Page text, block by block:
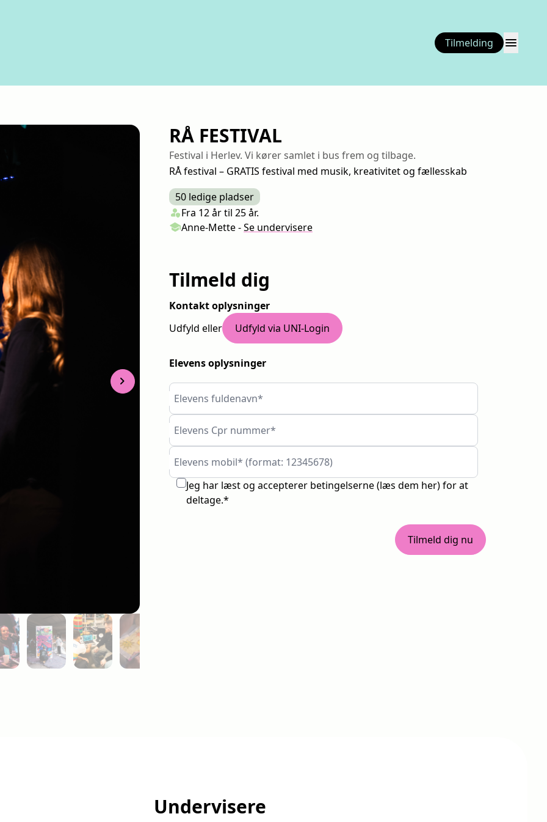
Tilmelding menu
chevron_right
RÅ FESTIVAL
Festival i Herlev. Vi kører samlet i bus frem og tilbage.
RÅ festival – GRATIS festival med musik, kreativitet og fællesskab
50 ledige pladser
Klasse/Aldersbegrænsning
person_shieldFra 12 år til 25 år.
Undervisere
schoolAnne-Mette-Se undervisere
Tilmeld dig
Kontakt oplysninger
Udfyld eller
Udfyld via UNI-Login
Elevens oplysninger
Elevens fuldenavn*
Elevens Cpr nummer*
Elevens mobil* (format: 12345678)
Jeg har læst og accepterer betingelserne (læs dem her) for at
deltage.*
Tilmeld dig nu
Undervisere